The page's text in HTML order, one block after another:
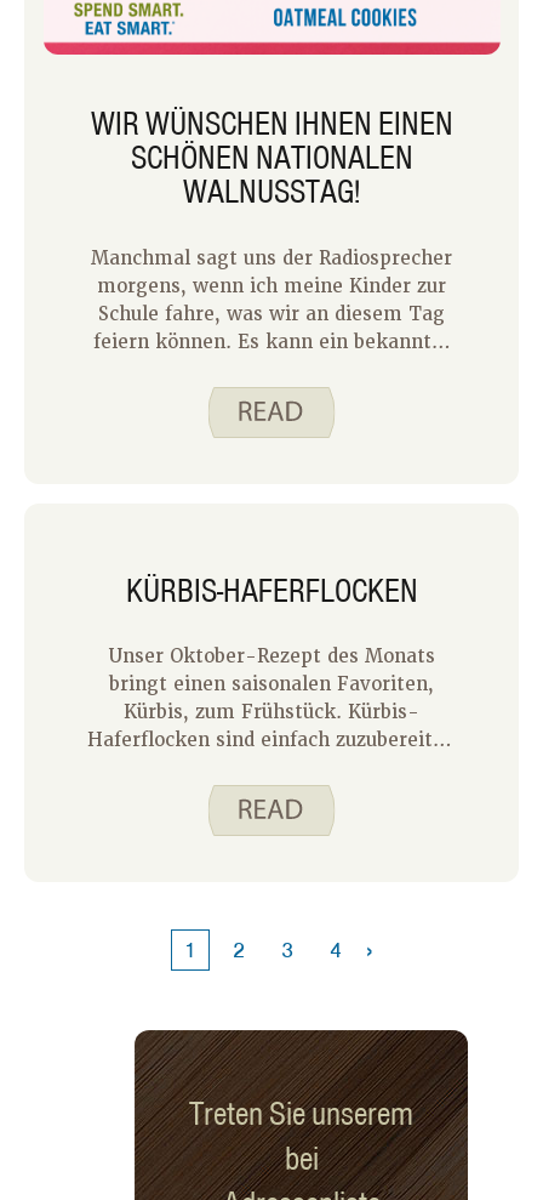
WIR WÜNSCHEN IHNEN EINEN
SCHÖNEN NATIONALEN
WALNUSSTAG!
Manchmal sagt uns der Radiosprecher
morgens, wenn ich meine Kinder zur
Schule fahre, was wir an diesem Tag
feiern können. Es kann ein bekannter
Zum Beispiel ist heute, am 13. Mai, der
Internationale Hummus-Tag, der
KÜRBIS-HAFERFLOCKEN
Unser Oktober-Rezept des Monats
bringt einen saisonalen Favoriten,
Kürbis, zum Frühstück. Kürbis-
Haferflocken sind einfach zuzubereiten
Alles, was Sie tun müssen, ist, die
Zutaten in einer
sind (ca. drei Minuten), und zu
servieren. Sie können die Menge der
Personen Sie das Frühstück zubereiten.
1 2 3 4 ›
Treten Sie unserem
bei